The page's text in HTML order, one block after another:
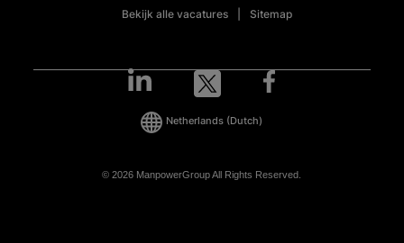
Bekijk alle vacatures
Sitemap
© 2026 ManpowerGroup All Rights Reserved.
Netherlands (Dutch)